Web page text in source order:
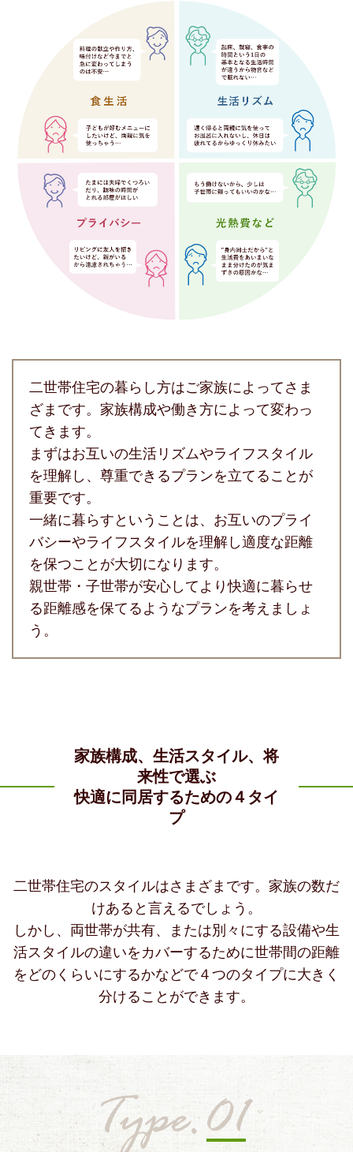
二世帯住宅の暮らし方はご家族によってさま
ざまです。家族構成や働き方によって変わっ
てきます。
まずはお互いの生活リズムやライフスタイル
を理解し、尊重できるプランを立てることが
重要です。
一緒に暮らすということは、お互いのプライ
バシーやライフスタイルを理解し適度な距離
を保つことが大切になります。
親世帯・子世帯が安心してより快適に暮らせ
る距離感を保てるようなプランを考えましょ
う。
家族構成、生活スタイル、将
来性で選ぶ
快適に同居するための４タイ
プ
二世帯住宅のスタイルはさまざまです。家族の数だ
けあると言えるでしょう。
しかし、両世帯が共有、または別々にする設備や生
活スタイルの違いをカバーするために世帯間の距離
をどのくらいにするかなどで４つのタイプに大きく
分けることができます。